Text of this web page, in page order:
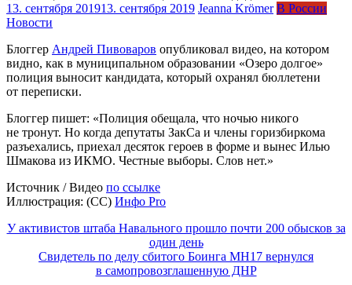
13. сентября 201913. сентября 2019 Jeanna Krömer В России
Новости
Блоггер Андрей Пивоваров опубликовал видео, на котором
видно, как в муниципальном образовании «Озеро долгое»
полиция выносит кандидата, который охранял бюллетени
от переписки.
Блоггер пишет: «Полиция обещала, что ночью никого
не тронут. Но когда депутаты ЗакСа и члены горизбиркома
разъехались, приехал десяток героев в форме и вынес Илью
Шмакова из ИКМО. Честные выборы. Слов нет.»
Источник / Видео по ссылке
Иллюстрация: (СС) Инфо Pro
Навигация
У активистов штаба Навального прошло почти 200 обысков за
один день
Свидетель по делу сбитого Боинга MH17 вернулся
в самопровозглашенную ДНР